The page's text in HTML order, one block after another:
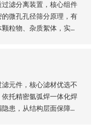
滤分离装置，核心组件
微孔孔径筛分原理，有
粒物、杂质絮体，实现
为工业化稳定生产、产
元件，核心滤材优选不
托精密氩弧焊一体化焊
患，从结构层面保障了